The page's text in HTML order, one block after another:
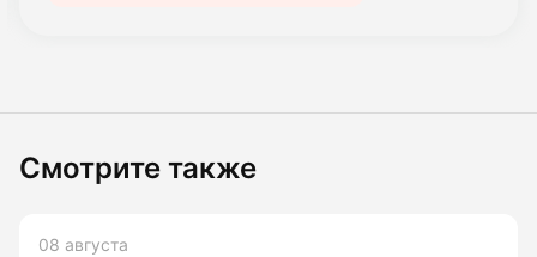
Смотрите также
08 августа